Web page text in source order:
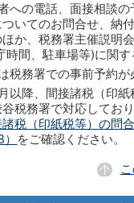
の電話、面接相談の
いてのお問合せ、納
か、税務署主催説明
時間、駐車場等)に関
務署での事前予約が
降、間接諸税（印紙
税務署で対応しており
諸税（印紙税等）の問
をご確認ください。